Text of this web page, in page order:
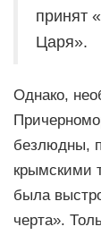
принят
Царя».
Однако,
безлюдны,
крымскими
была
черта».